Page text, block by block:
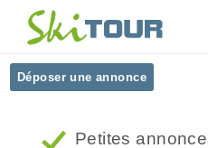
Déposer une annonce
Petites